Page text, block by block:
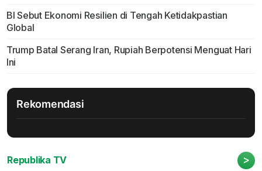
BI Sebut Ekonomi Resilien di Tengah Ketidakpastian
Global
Trump Batal Serang Iran, Rupiah Berpotensi Menguat Hari
Ini
Rekomendasi
Republika TV >